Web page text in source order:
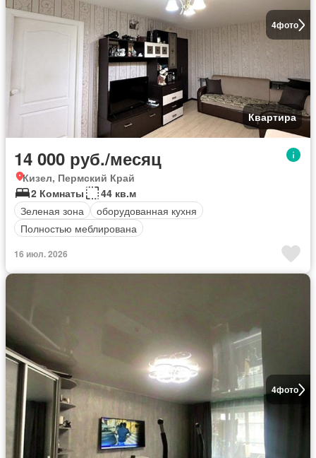
4фото
Квартира
14 000 руб./месяц
Кизел, Пермский Край
2 Комнаты
44 кв.м
Зеленая зона
оборудованная кухня
Полностью меблирована
16 июл. 2026
4фото